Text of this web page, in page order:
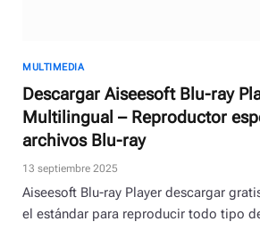
MULTIMEDIA
Descargar Aiseesoft Blu-ray
Multilingual – Reproductor
archivos Blu-ray
13 septiembre 2025
Aiseesoft Blu-ray Player descargar
el estándar para reproducir todo tipo